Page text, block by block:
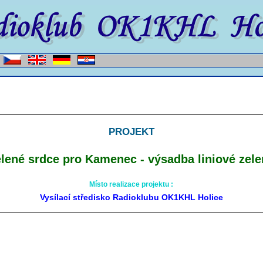
PROJEKT
srdce pro Kamenec - výsadba liniové
Místo realizace projektu :
Vysílací středisko Radioklubu OK1KHL Holice